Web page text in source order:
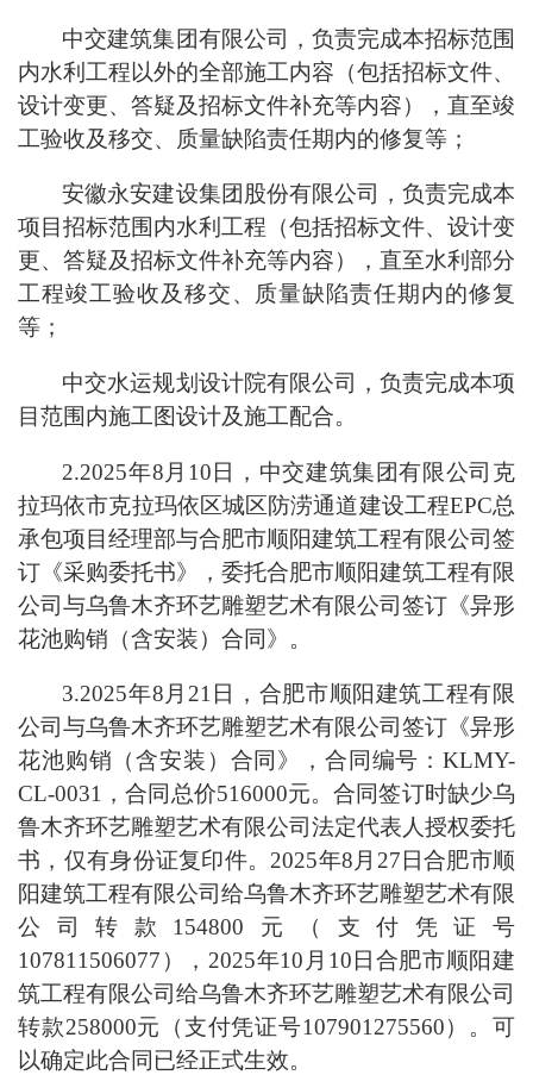
中交建筑集团有限公司，负责完成本招标范围
内水利工程以外的全部施工内容（包括招标文件、
设计变更、答疑及招标文件补充等内容），直至竣
工验收及移交、质量缺陷责任期内的修复等；
安徽永安建设集团股份有限公司，负责完成本
项目招标范围内水利工程（包括招标文件、设计变
更、答疑及招标文件补充等内容），直至水利部分
工程竣工验收及移交、质量缺陷责任期内的修复
等；
中交水运规划设计院有限公司，负责完成本项
目范围内施工图设计及施工配合。
2.2025年8月10日，中交建筑集团有限公司克
拉玛依市克拉玛依区城区防涝通道建设工程EPC总
承包项目经理部与合肥市顺阳建筑工程有限公司签
订《采购委托书》，委托合肥市顺阳建筑工程有限
公司与乌鲁木齐环艺雕塑艺术有限公司签订《异形
花池购销（含安装）合同》。
3.2025年8月21日，合肥市顺阳建筑工程有限
公司与乌鲁木齐环艺雕塑艺术有限公司签订《异形
花池购销（含安装）合同》，合同编号：KLMY-
CL-0031，合同总价516000元。合同签订时缺少乌
鲁木齐环艺雕塑艺术有限公司法定代表人授权委托
书，仅有身份证复印件。2025年8月27日合肥市顺
阳建筑工程有限公司给乌鲁木齐环艺雕塑艺术有限
公司转款154800元（支付凭证号
107811506077），2025年10月10日合肥市顺阳建
筑工程有限公司给乌鲁木齐环艺雕塑艺术有限公司
转款258000元（支付凭证号107901275560）。可
以确定此合同已经正式生效。